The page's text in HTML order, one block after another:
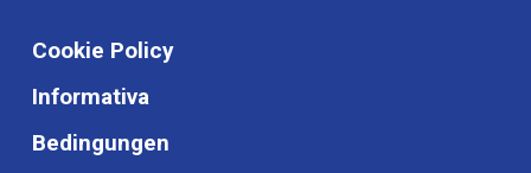
Cookie Policy
Informativa
Bedingungen